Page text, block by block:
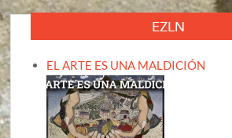
EZLN
EL ARTE ES UNA MALDICIÓN